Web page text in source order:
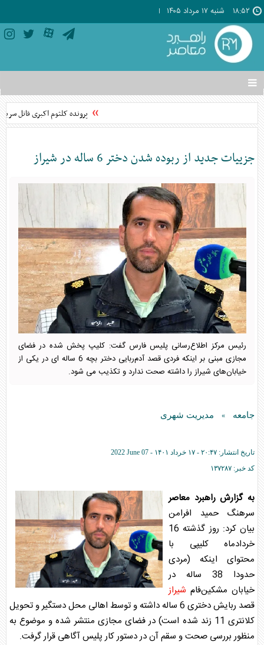
۱۸:۵۲ شنبه ۱۷ مرداد ۱۴۰۵
تغییر
وضعیت
منوی
ها
پرونده کلثوم اکبری قاتل
جزییات جدید از ربوده شدن دختر 6 ساله در شیراز
رئیس مرکز اطلاع‌رسانی پلیس فارس گفت: کلیپ پخش شده در فضای
مجازی مبنی بر اینکه فردی قصد آدم‌ربایی دختر بچه 6 ساله ای در یکی از
خیابان‌های شیراز را داشته صحت ندارد و تکذیب می شود.
جامعه » مدیریت شهری
تاریخ انتشار: ۲۰:۴۷ - ۱۷ خرداد ۱۴۰۱ -
2022 June 07
کد خبر: ۱۳۷۲۸۷
به گزارش راهبرد معاصر
سرهنگ حمید افرامن
بیان کرد: روز گذشته 16
خردادماه کلیپی با
محتوای اینکه (مردی
حدودا 38 ساله در
خیابان مشکین‌فام شیراز
قصد ربایش دختری 6 ساله داشته و توسط اهالی محل دستگیر و تحویل
کلانتری 11 زند شده است) در فضای مجازی منتشر شده و موضوع به
منظور بررسی صحت و سقم آن در دستور کار پلیس آگاهی قرار گرفت.